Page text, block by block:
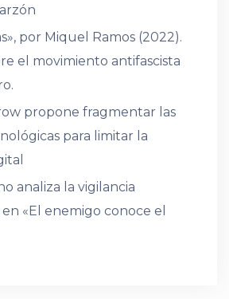
por Miquel Ramos (2022).
el movimiento antifascista
propone fragmentar las
para limitar la
analiza la vigilancia
«El enemigo conoce el